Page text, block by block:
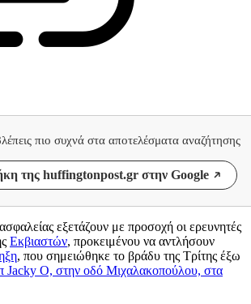
πιο συχνά στα αποτελέσματα αναζήτησης
της huffingtonpost.gr στην Google
εξετάζουν με προσοχή οι ερευνητές
Εκβιαστών, προκειμένου να αντλήσουν
, που σημειώθηκε το βράδυ της Τρίτης έξω
Jacky O, στην οδό Μιχαλακοπούλου, στα